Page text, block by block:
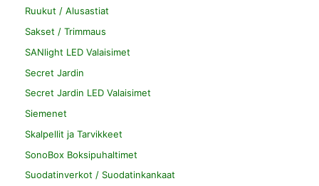
Ruukut / Alusastiat
Sakset / Trimmaus
SANlight LED Valaisimet
Secret Jardin
Secret Jardin LED Valaisimet
Siemenet
Skalpellit ja Tarvikkeet
SonoBox Boksipuhaltimet
Suodatinverkot / Suodatinkankaat